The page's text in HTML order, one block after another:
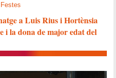
a Luis Rius i Hortènsia
i la dona de major edat del